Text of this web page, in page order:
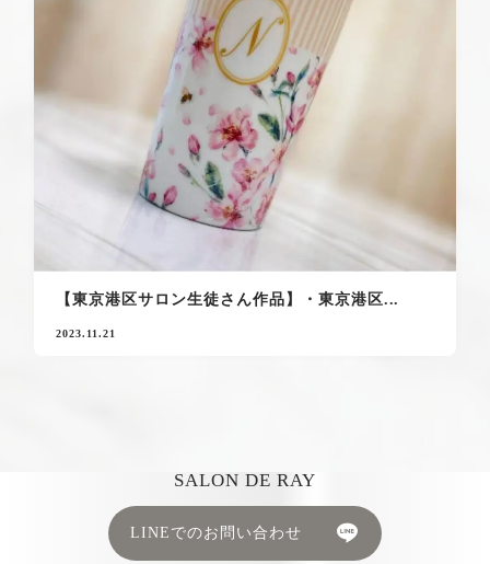
【東京港区サロン生徒さん作品】・東京港区...
2023.11.21
SALON DE RAY
LINEでのお問い合わせ